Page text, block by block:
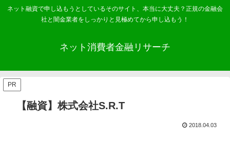
ネット融資で申し込もうとしているそのサイト、本当に大丈夫？正規の金融会
社と闇金業者をしっかりと見極めてから申し込もう！
ネット消費者金融リサーチ
PR
【融資】株式会社S.R.T
2018.04.03